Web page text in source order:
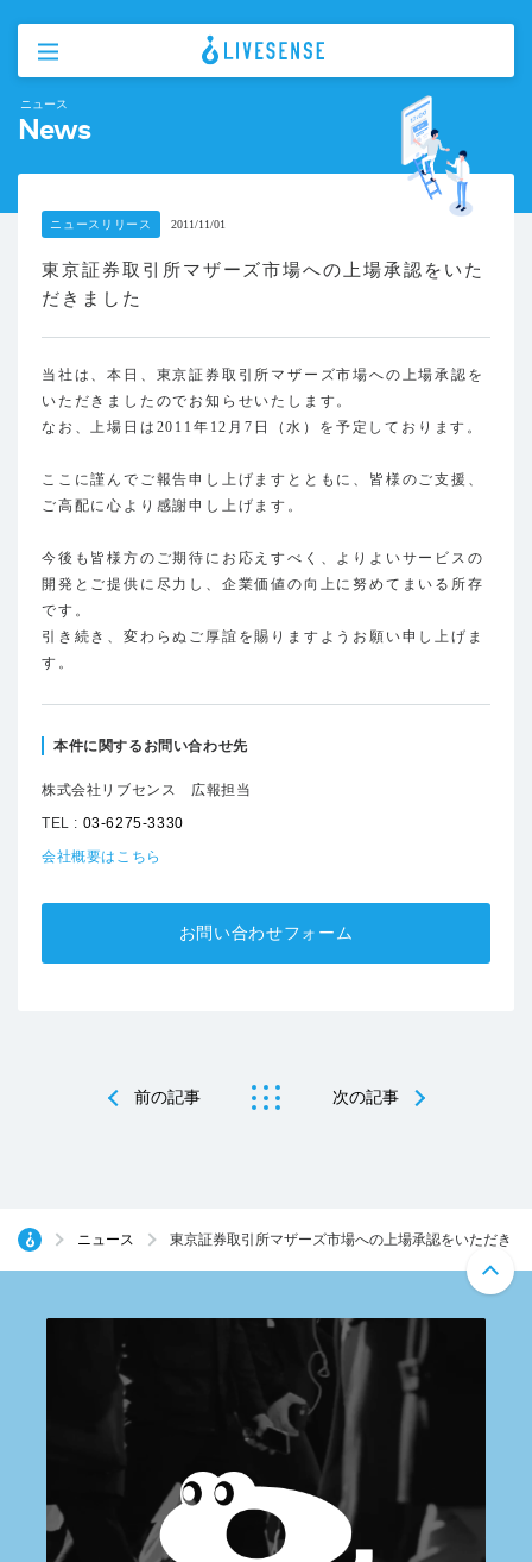
ニュース
News
ニュースリリース 2011/11/01
東京証券取引所マザーズ市場への上場承認をいた
だきました
当社は、本日、東京証券取引所マザーズ市場への上場承認を
いただきましたのでお知らせいたします。
なお、上場日は2011年12月7日（水）を予定しております。
ここに謹んでご報告申し上げますとともに、皆様のご支援、
ご高配に心より感謝申し上げます。
今後も皆様方のご期待にお応えすべく、よりよいサービスの
開発とご提供に尽力し、企業価値の向上に努めてまいる所存
です。
引き続き、変わらぬご厚誼を賜りますようお願い申し上げま
す。
本件に関するお問い合わせ先
株式会社リブセンス 広報担当
TEL : 03-6275-3330
会社概要はこちら
お問い合わせフォーム
前の記事 次の記事
ニュース 東京証券取引所マザーズ市場への上場承認をいただきま